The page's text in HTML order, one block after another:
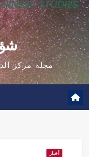
مجلة مركز
أخبار